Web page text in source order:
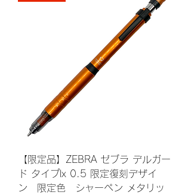
【限定品】ZEBRA ゼブラ デルガー
ド タイプlx 0.5 限定復刻デザイ
ン 限定色 シャーペン メタリッ